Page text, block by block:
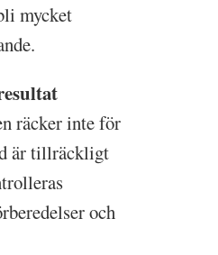
mycket
räcker inte för
är tillräckligt
och